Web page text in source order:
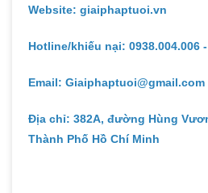
Website: giaiphaptuoi.vn
Hotline/khiếu nại: 0938.004.006
Email: Giaiphaptuoi@gmail.com
Địa chỉ: 382A, đường Hùng
Thành Phố Hồ Chí Minh